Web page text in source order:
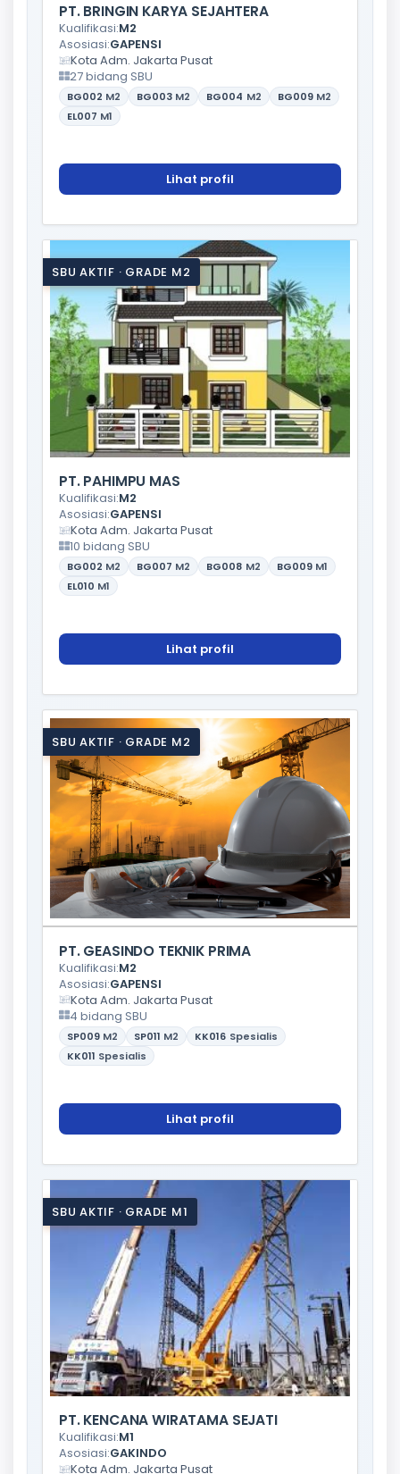
PT. BRINGIN KARYA SEJAHTERA
Kualifikasi:M2
Asosiasi:GAPENSI
Kota Adm. Jakarta Pusat
27 bidang SBU
BG002 M2 BG003 M2 BG004 M2 BG009 M2
EL007 M1
Lihat profil
SBU AKTIF · GRADE M2
PT. PAHIMPU MAS
Kualifikasi:M2
Asosiasi:GAPENSI
Kota Adm. Jakarta Pusat
10 bidang SBU
BG002 M2 BG007 M2 BG008 M2 BG009 M1
EL010 M1
Lihat profil
SBU AKTIF · GRADE M2
PT. GEASINDO TEKNIK PRIMA
Kualifikasi:M2
Asosiasi:GAPENSI
Kota Adm. Jakarta Pusat
4 bidang SBU
SP009 M2 SP011 M2 KK016 Spesialis
KK011 Spesialis
Lihat profil
SBU AKTIF · GRADE M1
PT. KENCANA WIRATAMA SEJATI
Kualifikasi:M1
Asosiasi:GAKINDO
Kota Adm. Jakarta Pusat